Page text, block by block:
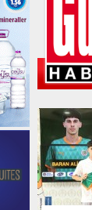
KAMPÜS